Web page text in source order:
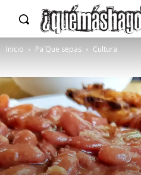
Inicio Pa`Que sepas Cultura